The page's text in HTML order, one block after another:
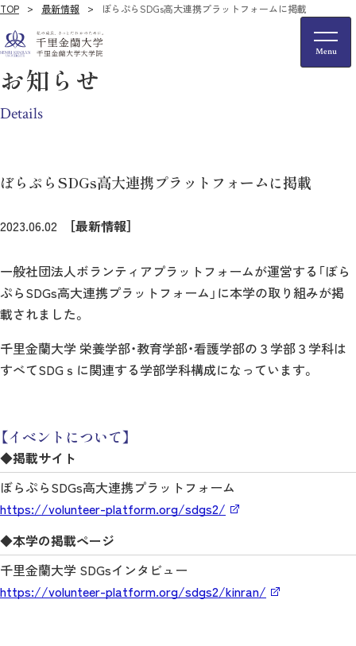
TOP 最新情報 ぼらぷらSDGs高大連携プラットフォームに掲載
お知らせ
Details
ぼらぷらSDGs高大連携プラットフォームに掲載
2023.06.02 ［最新情報］
一般社団法人ボランティアプラットフォームが運営する「ぼら
ぷらSDGs高大連携プラットフォーム」に本学の取り組みが掲
載されました。
千里金蘭大学 栄養学部・教育学部・看護学部の３学部３学科は
すべてSDGｓに関連する学部学科構成になっています。
【イベントについて】
◆掲載サイト
ぼらぷらSDGs高大連携プラットフォーム
https://volunteer-platform.org/sdgs2/
◆本学の掲載ページ
千里金蘭大学 SDGsインタビュー
https://volunteer-platform.org/sdgs2/kinran/